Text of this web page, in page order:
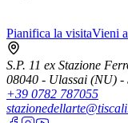
Pianifica la visitaVieni
S.P. 11 ex Stazione
08040 - Ulassai (NU) -
+39 0782 787055